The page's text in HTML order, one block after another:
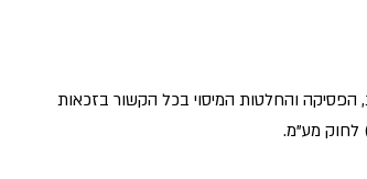
והחלטות המיסוי בכל הקשור בזכאות